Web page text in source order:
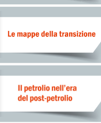
alle 0.0.
RISERVA A 4,5 MILIONI B/G'